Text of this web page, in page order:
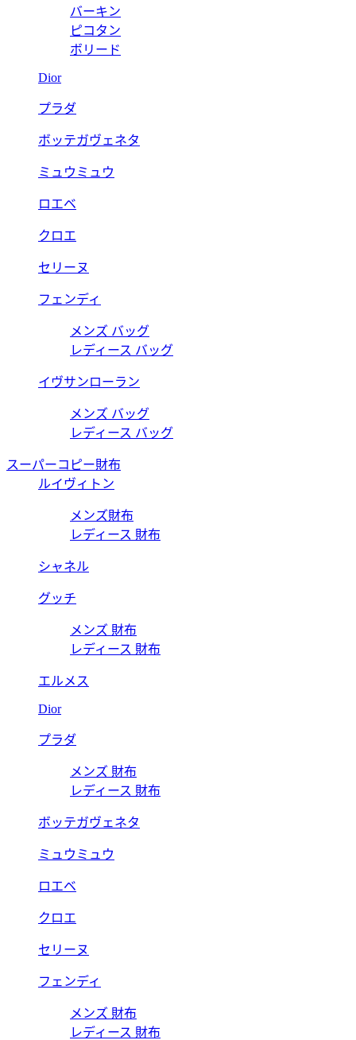
バーキン
ピコタン
ボリード
Dior
プラダ
ボッテガヴェネタ
ミュウミュウ
ロエベ
クロエ
セリーヌ
フェンディ
メンズ バッグ
レディース バッグ
イヴサンローラン
メンズ バッグ
レディース バッグ
スーパーコピー財布
ルイヴィトン
メンズ財布
レディース 財布
シャネル
グッチ
メンズ 財布
レディース 財布
エルメス
Dior
プラダ
メンズ 財布
レディース 財布
ボッテガヴェネタ
ミュウミュウ
ロエベ
クロエ
セリーヌ
フェンディ
メンズ 財布
レディース 財布